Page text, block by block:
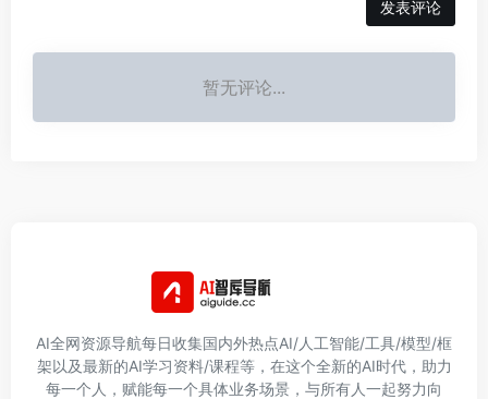
发表评论
暂无评论...
AI全网资源导航每日收集国内外热点AI/人工智能/工具/模型/框
架以及最新的AI学习资料/课程等，在这个全新的AI时代，助力
每一个人，赋能每一个具体业务场景，与所有人一起努力向